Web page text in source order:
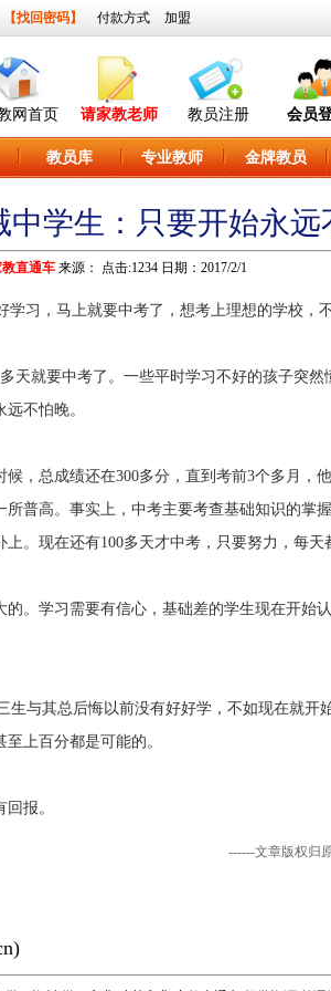
【找回密码】 付款方式 加盟
网首页 请家教老师 教员注册 会员
教员库 专业教师 金牌教员
中学生：只要开始永远
直通车来源： 点击:1234 日期：2017/2/1
习，马上就要中考了，想考上理想的学校，
就要中考了。一些平时学习不好的孩子突然
不怕晚。
总成绩还在300多分，直到考前3个多月，
普高。事实上，中考主要考查基础知识的掌
。现在还有100多天才中考，只要努力，每天
学习需要有信心，基础差的学生现在开始
与其总后悔以前没有好好学，不如现在就开
上百分都是可能的。
报。
------文章版权归
)